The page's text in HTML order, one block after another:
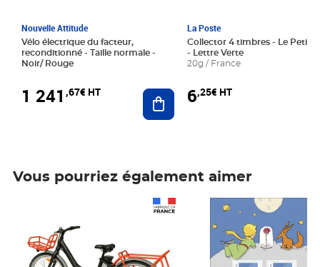
Nouvelle Attitude
Vélo électrique du facteur,
reconditionné - Taille normale -
Noir/ Rouge
1 241 ,67€ HT Ajouter au panier
La Poste
Collector 4 timbres - Le Petit
- Lettre Verte
20g / France
6,25€ HT
Vous pourriez également aimer
Prix 6,25€ HT